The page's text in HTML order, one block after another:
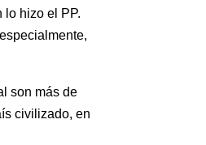
lo hizo el PP.
son más de
civilizado, en